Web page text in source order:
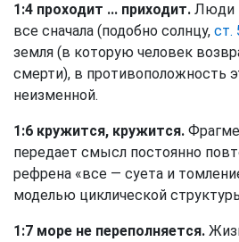
1:4 проходит ... приходит. Люди
все сначала (подобно солнцу, ст.
земля (в которую человек
смерти), в противоположность
неизменной.
1:6 кружится, кружится.
передает смысл постоянно
рефрена «все — суета и
моделью циклической
1:7 море не переполняется.